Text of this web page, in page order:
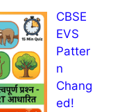
CBSE
EVS
Patter
n
Chang
ed!